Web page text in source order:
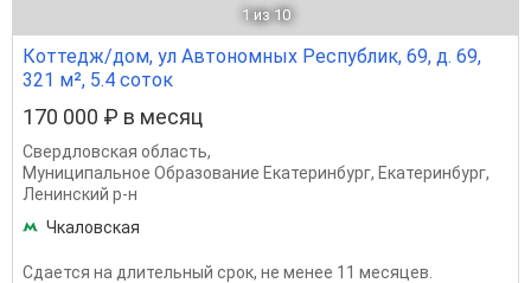
1 из 10
Коттедж/дом, ул Автономных Республик, 69, д. 69,
321 м², 5.4 соток
170 000 ₽ в месяц
Свердловская область,
Муниципальное Образование Екатеринбург, Екатеринбург,
Ленинский р-н
Чкаловская
Сдается на длительный срок, не менее 11 месяцев.